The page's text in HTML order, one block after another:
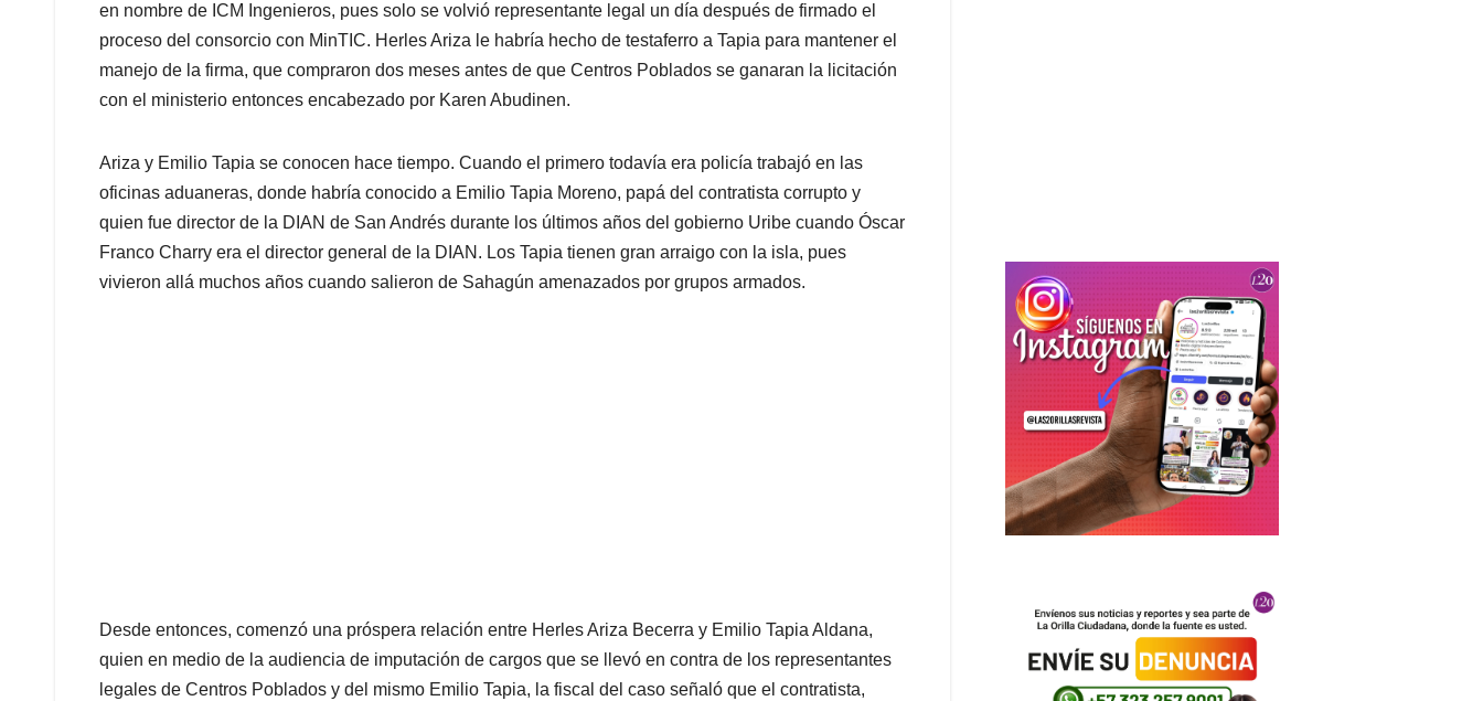
en nombre de ICM Ingenieros, pues solo se volvió representante legal un día después de firmado el
proceso del consorcio con MinTIC. Herles Ariza le habría hecho de testaferro a Tapia para mantener el
manejo de la firma, que compraron dos meses antes de que Centros Poblados se ganaran la licitación
con el ministerio entonces encabezado por Karen Abudinen.
Ariza y Emilio Tapia se conocen hace tiempo. Cuando el primero todavía era policía trabajó en las
oficinas aduaneras, donde habría conocido a Emilio Tapia Moreno, papá del contratista corrupto y
quien fue director de la DIAN de San Andrés durante los últimos años del gobierno Uribe cuando Óscar
Franco Charry era el director general de la DIAN. Los Tapia tienen gran arraigo con la isla, pues
vivieron allá muchos años cuando salieron de Sahagún amenazados por grupos armados.
Desde entonces, comenzó una próspera relación entre Herles Ariza Becerra y Emilio Tapia Aldana,
quien en medio de la audiencia de imputación de cargos que se llevó en contra de los representantes
legales de Centros Poblados y del mismo Emilio Tapia, la fiscal del caso señaló que el contratista,